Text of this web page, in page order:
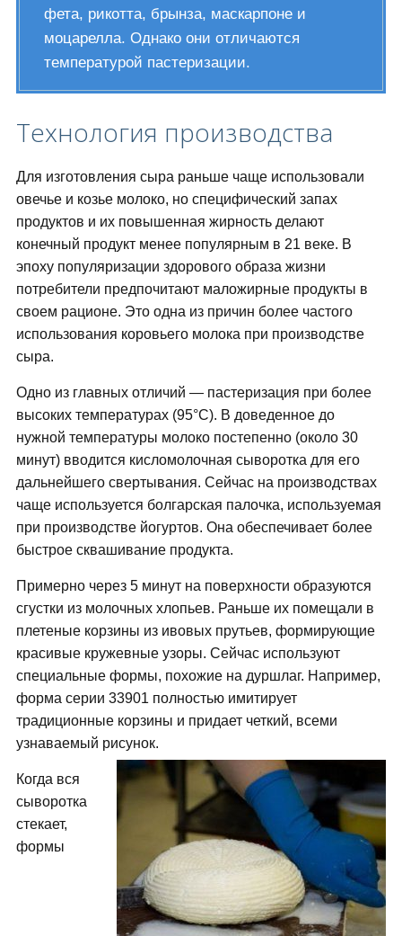
фета, рикотта, брынза, маскарпоне и
моцарелла. Однако они отличаются
температурой пастеризации.
Технология производства
Для изготовления сыра раньше чаще использовали
овечье и козье молоко, но специфический запах
продуктов и их повышенная жирность делают
конечный продукт менее популярным в 21 веке. В
эпоху популяризации здорового образа жизни
потребители предпочитают маложирные продукты в
своем рационе. Это одна из причин более частого
использования коровьего молока при производстве
сыра.
Одно из главных отличий — пастеризация при более
высоких температурах (95°С). В доведенное до
нужной температуры молоко постепенно (около 30
минут) вводится кисломолочная сыворотка для его
дальнейшего свертывания. Сейчас на производствах
чаще используется болгарская палочка, используемая
при производстве йогуртов. Она обеспечивает более
быстрое сквашивание продукта.
Примерно через 5 минут на поверхности образуются
сгустки из молочных хлопьев. Раньше их помещали в
плетеные корзины из ивовых прутьев, формирующие
красивые кружевные узоры. Сейчас используют
специальные формы, похожие на дуршлаг. Например,
форма серии 33901 полностью имитирует
традиционные корзины и придает четкий, всеми
узнаваемый рисунок.
Когда вся
сыворотка
стекает,
формы